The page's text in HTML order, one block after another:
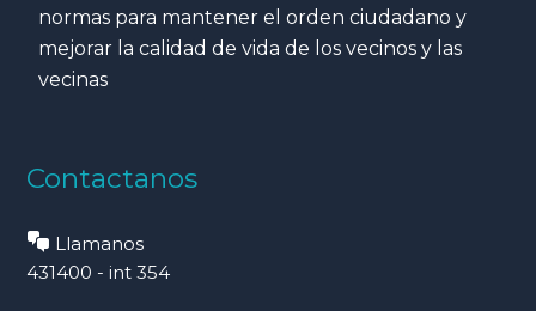
normas para mantener el orden ciudadano y
mejorar la calidad de vida de los vecinos y las
vecinas
Contactanos
Llamanos
431400 - int 354